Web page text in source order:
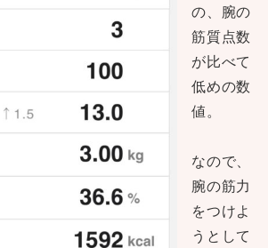
の、腕の
筋質点数
が比べて
低めの数
値。
なので、
腕の筋力
をつけよ
うとして